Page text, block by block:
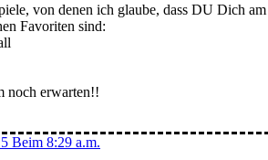
von denen ich glaube, dass DU Dich
Favoriten sind:
noch erwarten!!
Beim 8:29 a.m.